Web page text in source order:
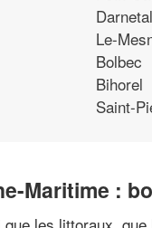
Darnetal
Le-
Bolbec
Bihorel
Saint-
Maritime :
les littoraux,